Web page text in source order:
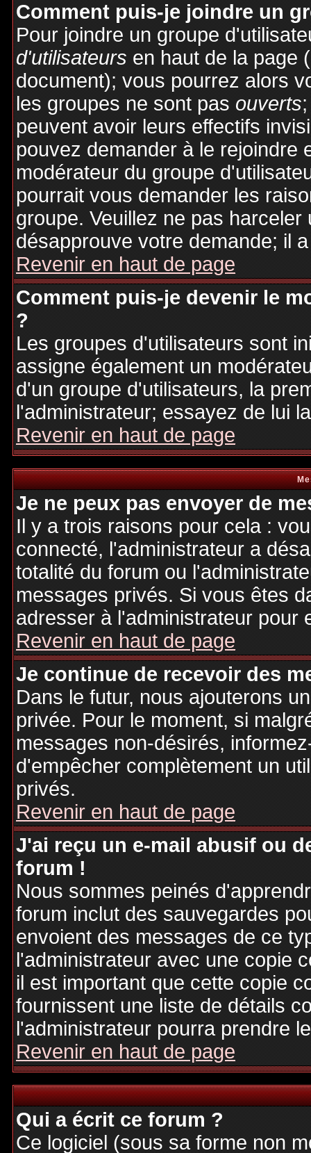
Comment puis-je joindre un
Pour joindre un groupe
d'utilisateursen haut de la page
document); vous pourrez alors
les groupes ne sont pasouverts
peuvent avoir leurs effectifs
pouvez demander à le rejoindre
modérateur du groupe
pourrait vous demander les
groupe. Veuillez ne pas
désapprouve votre demande; il
Revenir en haut de page
Comment puis-je devenir le
?
Les groupes d'utilisateurs sont
assigne également un
d'un groupe d'utilisateurs, la
l'administrateur; essayez de lui
Revenir en haut de page
Je ne peux pas envoyer de
Il y a trois raisons pour cela :
connecté, l'administrateur a
totalité du forum ou
messages privés. Si vous êtes
adresser à l'administrateur pour
Revenir en haut de page
Je continue de recevoir des
Dans le futur, nous ajouterons
privée. Pour le moment, si
messages non-désirés,
d'empêcher complètement un
privés.
Revenir en haut de page
J'ai reçu un e-mail abusif ou
forum !
Nous sommes peinés
forum inclut des sauvegardes
envoient des messages de ce
l'administrateur avec une copie
il est important que cette copie
fournissent une liste de détails
l'administrateur pourra prendre
Revenir en haut de page
Qui a écrit ce forum ?
Ce logiciel (sous sa forme non